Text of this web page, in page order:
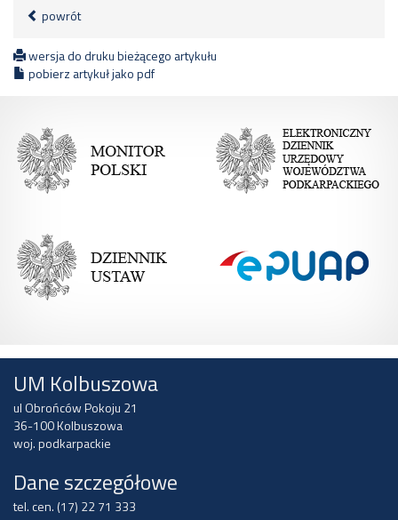
powrót
wersja do druku bieżącego artykułu
pobierz artykuł jako pdf
UM Kolbuszowa
ul Obrońców Pokoju 21
36-100 Kolbuszowa
woj. podkarpackie
Dane szczegółowe
tel. cen. (17) 22 71 333